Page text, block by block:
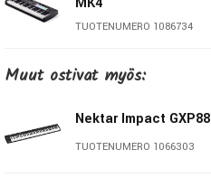
TUOTENUMERO 1086734
IK Multimedia Irig Keys
I/O 25
ARTURIA Keylab
Muut ostivat myös:
Nektar Impact GXP88
TUOTENUMERO 1066303